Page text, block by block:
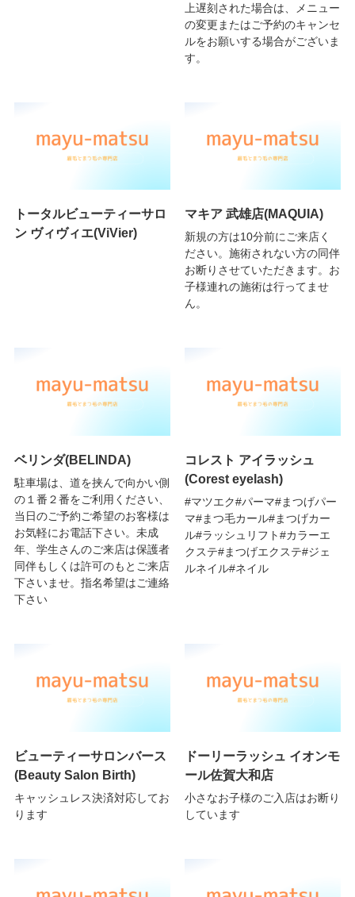
上遅刻された場合は、メニュー
の変更またはご予約のキャンセ
ルをお願いする場合がございま
す。
トータルビューティーサロ
ン ヴィヴィエ(ViVier)
マキア 武雄店(MAQUIA)
新規の方は10分前にご来店く
ださい。施術されない方の同伴
お断りさせていただきます。お
子様連れの施術は行ってませ
ん。
ベリンダ(BELINDA)
駐車場は、道を挟んで向かい側
の１番２番をご利用ください、
当日のご予約ご希望のお客様は
お気軽にお電話下さい。未成
年、学生さんのご来店は保護者
同伴もしくは許可のもとご来店
下さいませ。指名希望はご連絡
下さい
コレスト アイラッシュ
(Corest eyelash)
#マツエク#パーマ#まつげパー
マ#まつ毛カール#まつげカー
ル#ラッシュリフト#カラーエ
クステ#まつげエクステ#ジェ
ルネイル#ネイル
ビューティーサロンバース
(Beauty Salon Birth)
キャッシュレス決済対応してお
ります
ドーリーラッシュ イオンモ
ール佐賀大和店
小さなお子様のご入店はお断り
しています